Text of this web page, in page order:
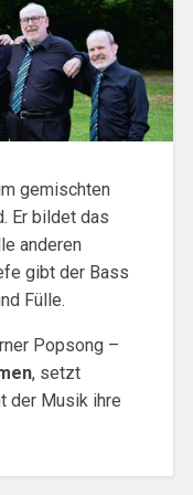
gemischten
Er bildet das
anderen
gibt der Bass
Fülle.
Popsong –
, setzt
der Musik ihre